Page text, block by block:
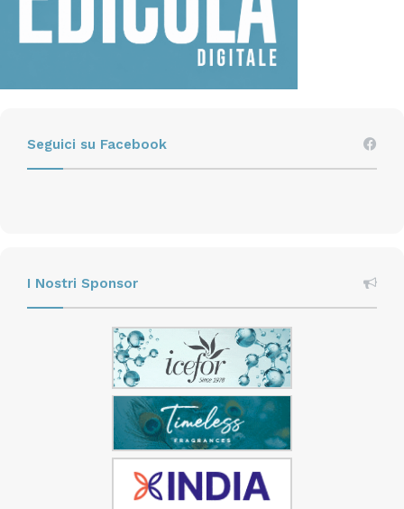
Seguici su Facebook
I Nostri Sponsor